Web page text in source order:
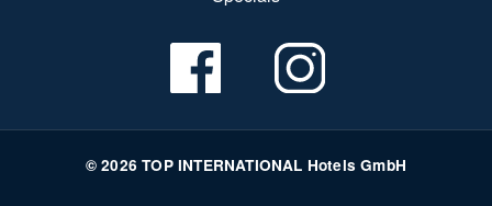
© 2026 TOP INTERNATIONAL Hotels GmbH